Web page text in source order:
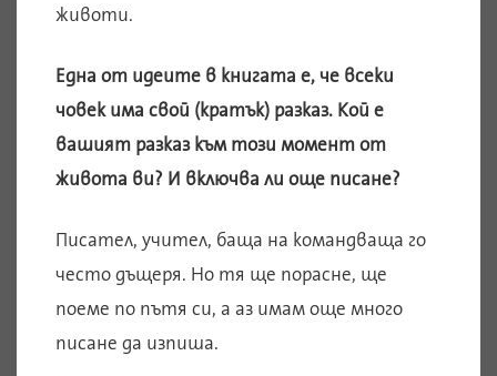
животи.
Една от идеите в книгата е, че всеки
човек има свой (кратък) разказ. Кой е
вашият разказ към този момент от
живота ви? И включва ли още писане?
Писател, учител, баща на командваща го
често дъщеря. Но тя ще порасне, ще
поеме по пътя си, а аз имам още много
писане да изпиша.